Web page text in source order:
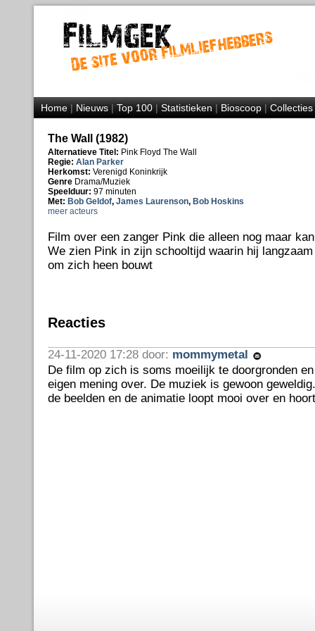
Home|Nieuws|Top 100|Statistieken|Bioscoop|Collecties
The Wall (1982)
Alternatieve Titel: Pink Floyd The Wall
Regie: Alan Parker
Herkomst: Verenigd Koninkrijk
Genre Drama/Muziek
Speelduur: 97 minuten
Met: Bob Geldof, James Laurenson, Bob Hoskins
meer acteurs
Film over een zanger Pink die alleen nog maar
We zien Pink in zijn schooltijd waarin hij
om zich heen bouwt
Reacties
24-11-2020 17:28 door: mommymetal
De film op zich is soms moeilijk te doorgronden
eigen mening over. De muziek is gewoon
de beelden en de animatie loopt mooi over en